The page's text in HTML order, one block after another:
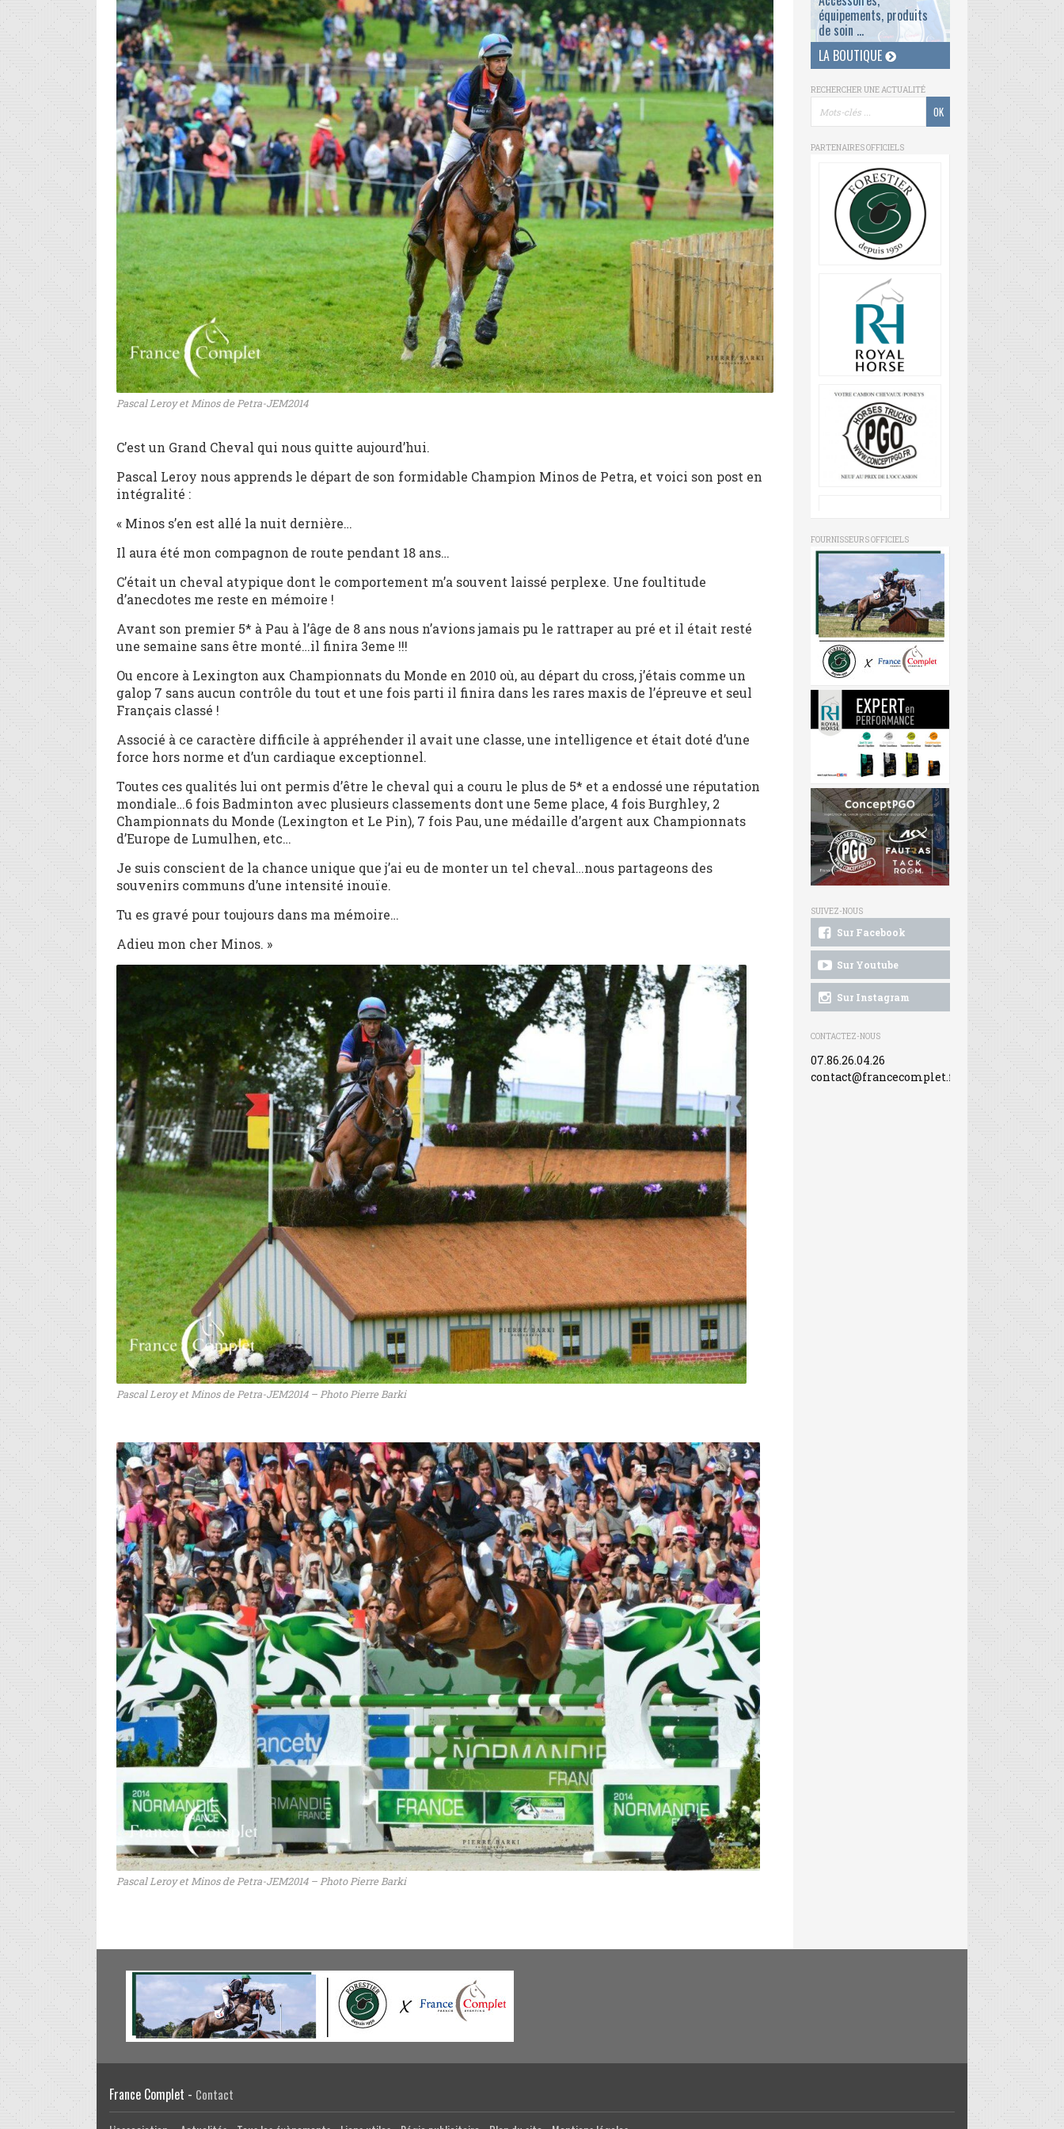
Pascal Leroy et Minos de Petra-JEM2014
C’est un Grand Cheval qui nous quitte aujourd’hui.
Pascal Leroy nous apprends le départ de son formidable Champion Minos de Petra, et voici son post en
intégralité :
« Minos s’en est allé la nuit dernière…
Il aura été mon compagnon de route pendant 18 ans…
C’était un cheval atypique dont le comportement m’a souvent laissé perplexe. Une foultitude
d’anecdotes me reste en mémoire !
Avant son premier 5* à Pau à l’âge de 8 ans nous n’avions jamais pu le rattraper au pré et il était resté
une semaine sans être monté…il finira 3eme !!!
Ou encore à Lexington aux Championnats du Monde en 2010 où, au départ du cross, j’étais comme un
galop 7 sans aucun contrôle du tout et une fois parti il finira dans les rares maxis de l’épreuve et seul
Français classé !
Associé à ce caractère difficile à appréhender il avait une classe, une intelligence et était doté d’une
force hors norme et d’un cardiaque exceptionnel.
Toutes ces qualités lui ont permis d’être le cheval qui a couru le plus de 5* et a endossé une réputation
mondiale…6 fois Badminton avec plusieurs classements dont une 5eme place, 4 fois Burghley, 2
Championnats du Monde (Lexington et Le Pin), 7 fois Pau, une médaille d’argent aux Championnats
d’Europe de Lumulhen, etc…
Je suis conscient de la chance unique que j’ai eu de monter un tel cheval…nous partageons des
souvenirs communs d’une intensité inouïe.
Tu es gravé pour toujours dans ma mémoire…
Adieu mon cher Minos. »
Pascal Leroy et Minos de Petra-JEM2014 – Photo Pierre Barki
Pascal Leroy et Minos de Petra-JEM2014 – Photo Pierre Barki
équipements, produits
de soin ...
LA BOUTIQUE
RECHERCHER UNE ACTUALITÉ
PARTENAIRES OFFICIELS
FOURNISSEURS OFFICIELS
SUIVEZ-NOUS
Sur Facebook
Sur Youtube
Sur Instagram
CONTACTEZ-NOUS
07.86.26.04.26
contact@francecomplet.fr
France Complet - Contact